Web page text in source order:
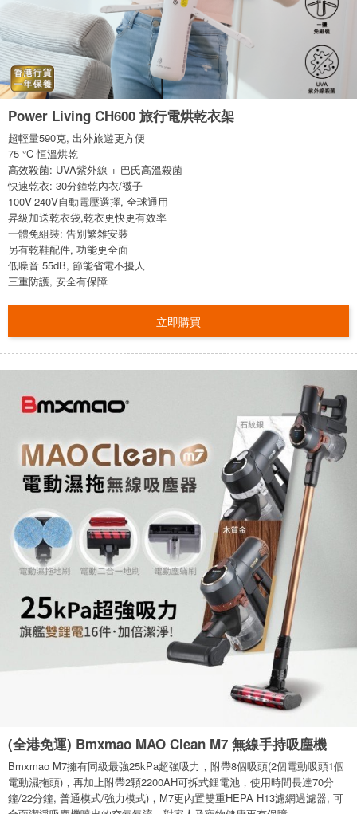
Power Living CH600 旅行電烘乾衣架
超輕量590克, 出外旅遊更方便
75 °C 恒溫烘乾
高效殺菌: UVA紫外線 + 巴氏高溫殺菌
快速乾衣: 30分鐘乾內衣/襪子
100V-240V自動電壓選擇, 全球通用
昇級加送乾衣袋,乾衣更快更有效率
一體免組裝: 告別繁雜安裝
另有乾鞋配件, 功能更全面
低噪音 55dB, 節能省電不擾人
三重防護, 安全有保障
立即購買
(全港免運) Bmxmao MAO Clean M7 無線手持吸塵機
Bmxmao M7擁有同級最強25kPa超強吸力，附帶8個吸頭(2個電動吸頭1個
電動濕拖頭)，再加上附帶2顆2200AH可拆式鋰電池，使用時間長達70分
鐘/22分鐘, 普通模式/強力模式)，M7更內置雙重HEPA H13濾網過濾器, 可